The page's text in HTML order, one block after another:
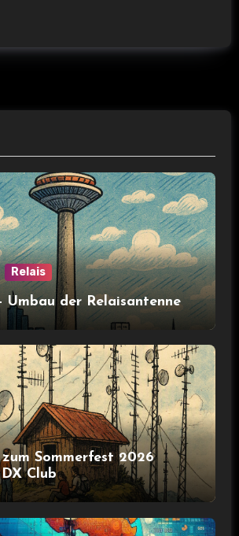
Relais
Umbau der Relaisantenne
Sommerfest 2026
Club